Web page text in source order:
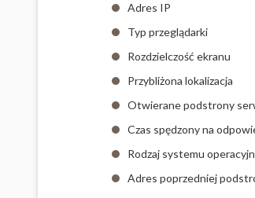
Adres IP
Typ przeglądarki
Rozdzielczość ekranu
Przybliżona lokalizacja
Otwierane podstrony
Czas spędzony na
Rodzaj systemu
Adres poprzedniej